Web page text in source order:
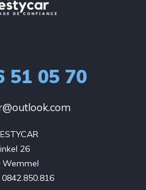
51 05 70
26
Wemmel